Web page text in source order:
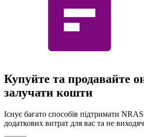
Купуйте та продавайте
залучати кошти
Існує багато способів підтримати
додаткових витрат для вас та не